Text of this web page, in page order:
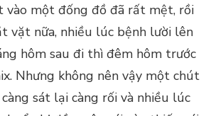
vào một đống đồ đã rất mệt, rồi
vặt nữa, nhiều lúc bệnh lười lên
hôm sau đi thì đêm hôm trước
Nhưng không nên vậy một chút
sát lại càng rối và nhiều lúc